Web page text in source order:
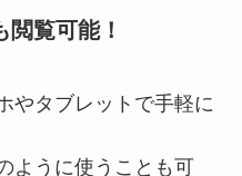
覧可能！
やタブレットで手軽に
ように使うことも可